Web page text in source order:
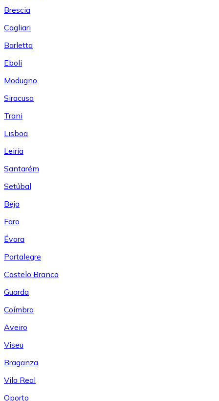
Brescia
Cagliari
Barletta
Eboli
Modugno
Siracusa
Trani
Lisboa
Leiría
Santarém
Setúbal
Beja
Faro
Évora
Portalegre
Castelo Branco
Guarda
Coímbra
Aveiro
Viseu
Braganza
Vila Real
Oporto